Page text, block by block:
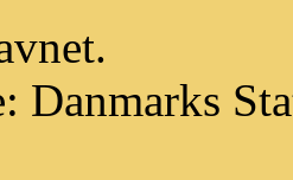
Danmarks